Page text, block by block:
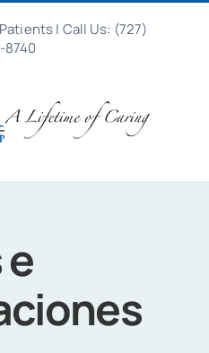
| Call Us: (727)
8740